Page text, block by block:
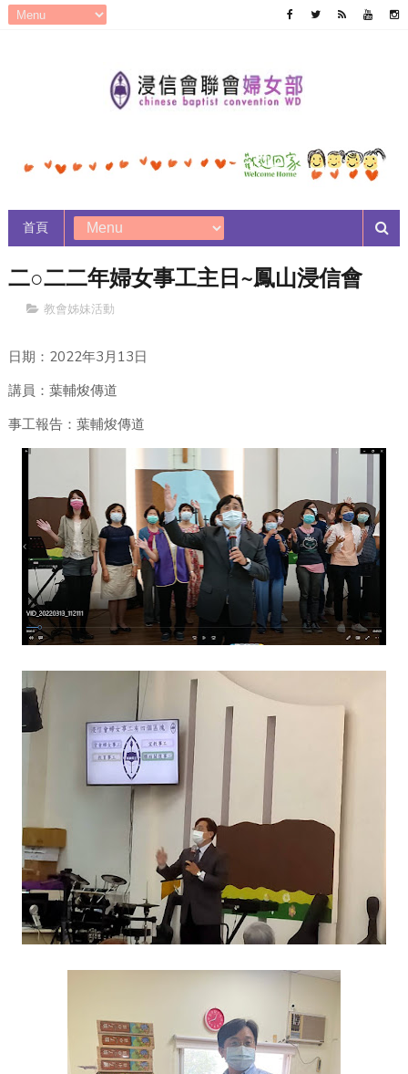
首頁
二○二二年婦女事工主日~鳳山浸信會
教會姊妹活動
日期： 2022年3 月 13日
講員：葉輔焌傳道
事工報告：葉輔焌傳道